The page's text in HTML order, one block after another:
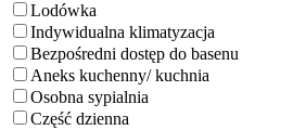
Lodówka
Indywidualna klimatyzacja
Bezpośredni dostęp do basenu
Aneks kuchenny/ kuchnia
Osobna sypialnia
Część dzienna